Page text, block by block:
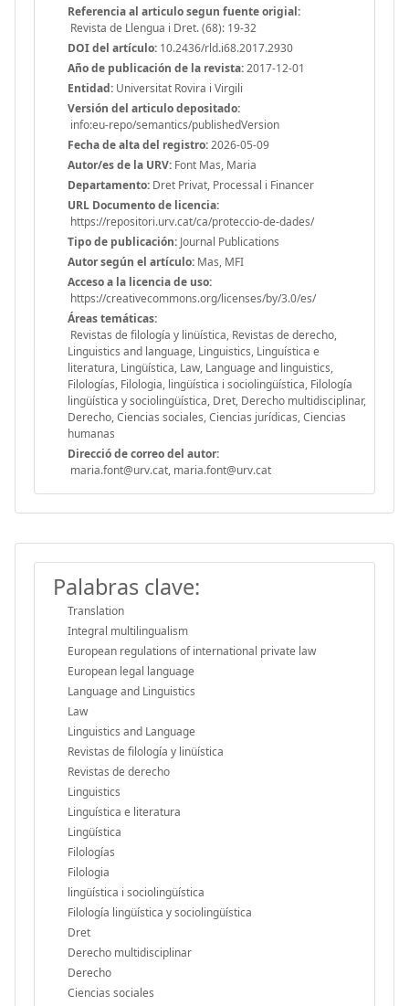
Referencia al articulo segun fuente origial:
Revista de Llengua i Dret. (68): 19-32
DOI del artículo: 10.2436/rld.i68.2017.2930
Año de publicación de la revista:2017-12-01
Entidad: Universitat Rovira i Virgili
Versión del articulo depositado:
info:eu-repo/semantics/publishedVersion
Fecha de alta del registro:2026-05-09
Autor/es de la URV: Font Mas, Maria
Departamento: Dret Privat, Processal i Financer
URL Documento de licencia:
https://repositori.urv.cat/ca/proteccio-de-dades/
Tipo de publicación: Journal Publications
Autor según el artículo: Mas, MFI
Acceso a la licencia de uso:
https://creativecommons.org/licenses/by/3.0/es/
Áreas temáticas:
Revistas de filología y linüística, Revistas de derecho,
Linguistics and language, Linguistics, Linguística e
literatura, Lingüística, Law, Language and linguistics,
Filologías, Filologia, lingüística i sociolingüística, Filología
lingüística y sociolingüística, Dret, Derecho multidisciplinar,
Derecho, Ciencias sociales, Ciencias jurídicas, Ciencias
humanas
Direcció de correo del autor:
maria.font@urv.cat, maria.font@urv.cat
Palabras clave:
Translation
Integral multilingualism
European regulations of international private law
European legal language
Language and Linguistics
Law
Linguistics and Language
Revistas de filología y linüística
Revistas de derecho
Linguistics
Linguística e literatura
Lingüística
Filologías
Filologia
lingüística i sociolingüística
Filología lingüística y sociolingüística
Dret
Derecho multidisciplinar
Derecho
Ciencias sociales